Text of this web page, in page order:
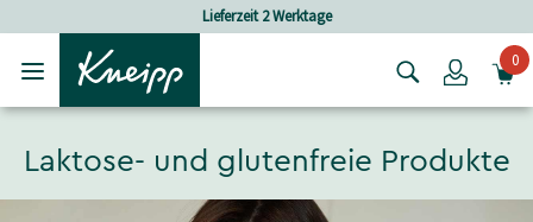
Lieferzeit 2 Werktage
Login0
Laktose- und glutenfreie Produkte